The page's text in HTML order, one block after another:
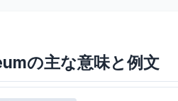
の主な意味と例文